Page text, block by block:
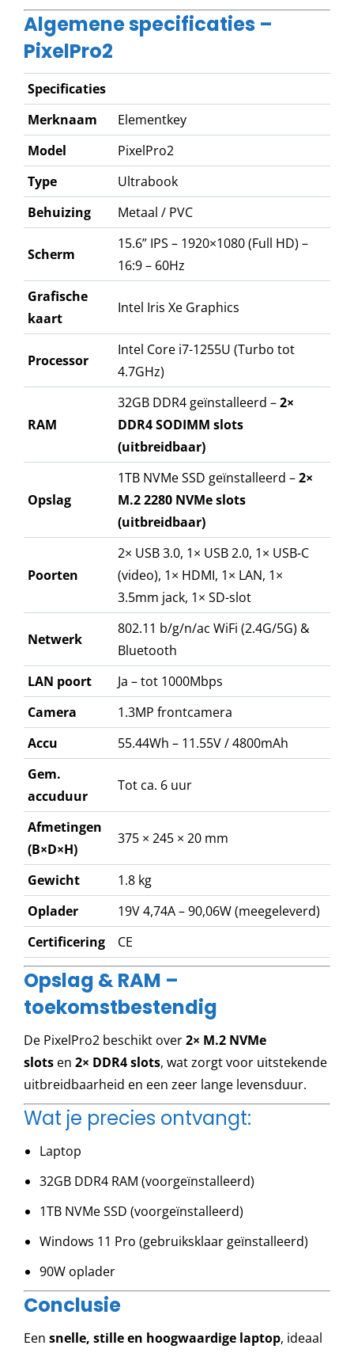
Algemene specificaties –
PixelPro2
Specificaties
Merknaam
Elementkey
Model
PixelPro2
Type
Ultrabook
Behuizing
Metaal / PVC
Scherm
15.6” IPS – 1920×1080 (Full HD) –
16:9 – 60Hz
Grafische
kaart
Intel Iris Xe Graphics
Processor
Intel Core i7-1255U (Turbo tot
4.7GHz)
RAM
32GB DDR4 geïnstalleerd –2×
DDR4 SODIMM slots
(uitbreidbaar)
Opslag
1TB NVMe SSD geïnstalleerd –2×
M.2 2280 NVMe slots
(uitbreidbaar)
Poorten
2× USB 3.0, 1× USB 2.0, 1× USB-C
(video), 1× HDMI, 1× LAN, 1×
3.5mm jack, 1× SD-slot
Netwerk
802.11 b/g/n/ac WiFi (2.4G/5G) &
Bluetooth
LAN poort
Ja – tot 1000Mbps
Camera
1.3MP frontcamera
Accu
55.44Wh – 11.55V / 4800mAh
Gem.
accuduur
Tot ca. 6 uur
Afmetingen
(B×D×H)
375 × 245 × 20 mm
Gewicht
1.8 kg
Oplader
19V 4,74A – 90,06W (meegeleverd)
Certificering
CE
Opslag & RAM –
toekomstbestendig
De PixelPro2 beschikt over2× M.2 NVMe
slots en 2× DDR4 slots, wat zorgt voor uitstekende
uitbreidbaarheid en een zeer lange levensduur.
Wat je precies ontvangt:
Laptop
32GB DDR4 RAM (voorgeïnstalleerd)
1TB NVMe SSD (voorgeïnstalleerd)
Windows 11 Pro (gebruiksklaar geïnstalleerd)
90W oplader
Conclusie
Een snelle, stille en hoogwaardige laptop, ideaal